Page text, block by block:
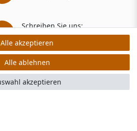
Schreiben Sie uns:
service@nawajo.de
Alle akzeptieren
Alle ablehnen
akzeptieren
Alle akzeptieren
Alle ablehnen
akzeptieren